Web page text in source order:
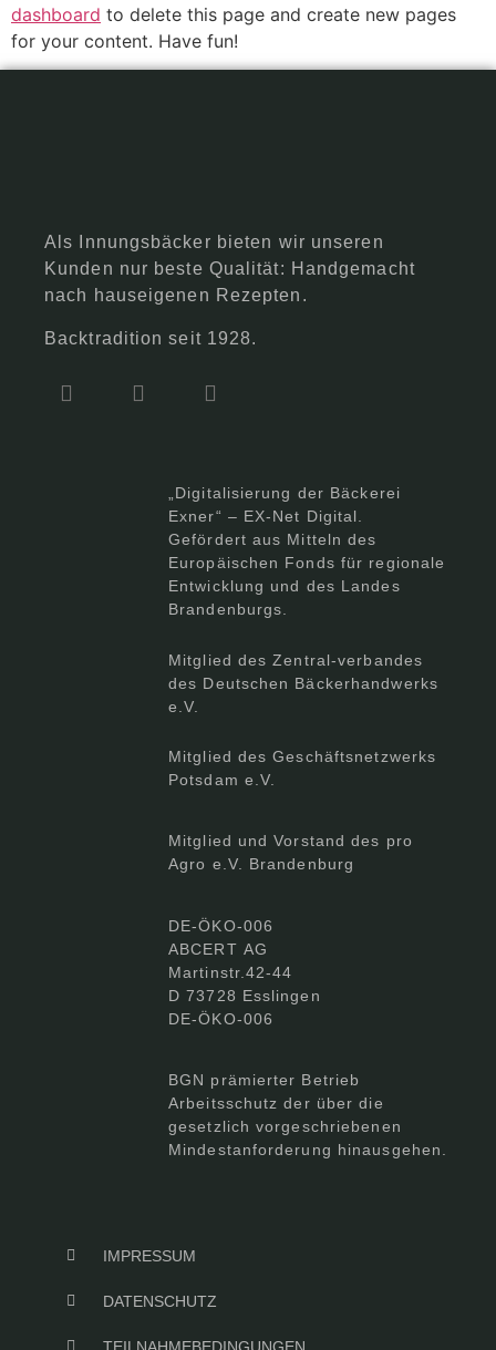
dashboard to delete this page and create new pages
for your content. Have fun!
Als Innungsbäcker bieten wir unseren
Kunden nur beste Qualität: Handgemacht
nach hauseigenen Rezepten.
Backtradition seit 1928.
„Digitalisierung der Bäckerei
Exner“ – EX-Net Digital.
Gefördert aus Mitteln des
Europäischen Fonds für regionale
Entwicklung und des Landes
Brandenburgs.
Mitglied des Zentral-verbandes
des Deutschen Bäckerhandwerks
e.V.
Mitglied des Geschäftsnetzwerks
Potsdam e.V.
Mitglied und Vorstand des pro
Agro e.V. Brandenburg
DE-ÖKO-006
ABCERT AG
Martinstr.42-44
D 73728 Esslingen
DE-ÖKO-006
BGN prämierter Betrieb
Arbeitsschutz der über die
gesetzlich vorgeschriebenen
Mindestanforderung hinausgehen.
IMPRESSUM
DATENSCHUTZ
TEILNAHMEBEDINGUNGEN